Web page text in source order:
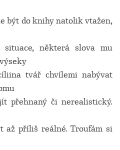
být do knihy natolik vtažen,
situace, některá slova mu
tvář chvílemi nabývat
přehnaný či nerealistický.
až příliš reálné. Troufám si